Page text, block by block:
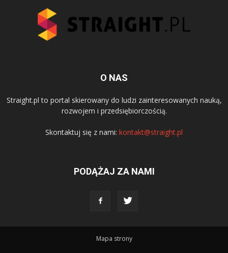
O NAS
Straight.pl to portal skierowany do ludzi zainteresowanych nauką,
rozwojem i przedsiębiorczością.
Skontaktuj się z nami: kontakt@straight.pl
PODĄŻAJ ZA NAMI
Mapa strony